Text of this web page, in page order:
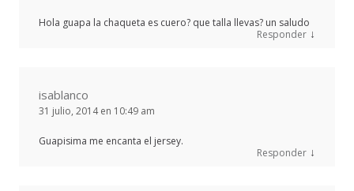
Hola guapa la chaqueta es cuero? que talla llevas? un saludo
Responder ↓
isablanco
31 julio, 2014 en 10:49 am
Guapisima me encanta el jersey.
Responder ↓